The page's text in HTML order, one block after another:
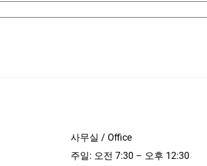
사무실 / Office
주일: 오전 7:30 – 오후 12:30